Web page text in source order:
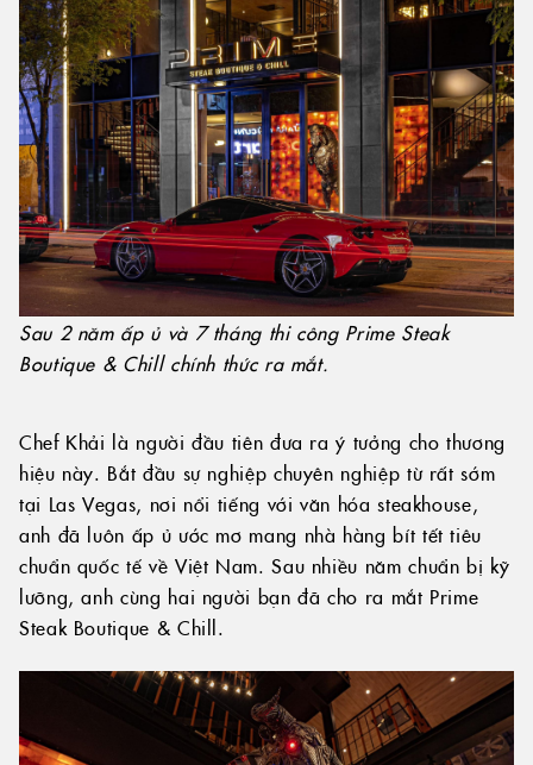
Sau 2 năm ấp ủ và 7 tháng thi công Prime Steak
Boutique & Chill chính thức ra mắt.
Chef Khải là người đầu tiên đưa ra ý tưởng cho thương
hiệu này. Bắt đầu sự nghiệp chuyên nghiệp từ rất sớm
tại Las Vegas, nơi nổi tiếng với văn hóa steakhouse,
anh đã luôn ấp ủ ước mơ mang nhà hàng bít tết tiêu
chuẩn quốc tế về Việt Nam. Sau nhiều năm chuẩn bị kỹ
lưỡng, anh cùng hai người bạn đã cho ra mắt Prime
Steak Boutique & Chill.